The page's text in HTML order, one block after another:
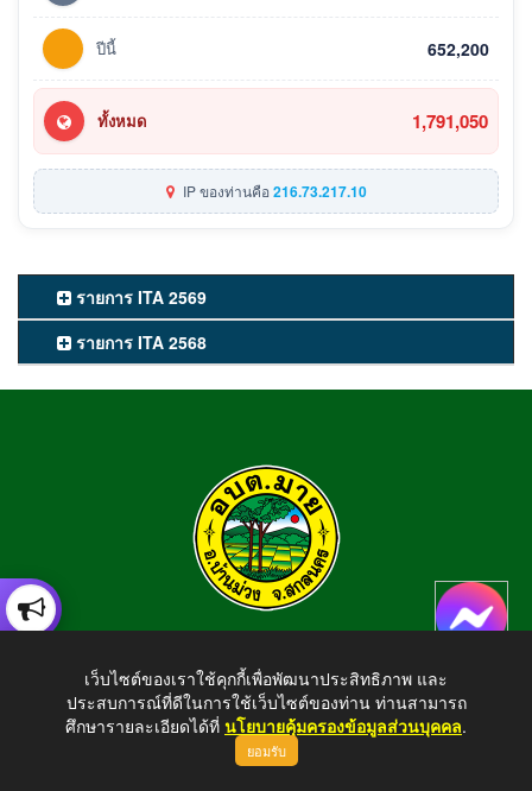
ปีนี้ 652,200
ทั้งหมด 1,791,050
IP ของท่านคือ216.73.217.10
รายการ ITA 2569
รายการ ITA 2568
อำเภอบ้านม่วง จังหวัดสกลนคร สอบถามข้อมูลโทร 042-794924
E-mail : tambonmai275@gmail.com
เว็บไซต์ของเราใช้คุกกี้เพื่อพัฒนาประสิทธิภาพ และ
ประสบการณ์ที่ดีในการใช้เว็บไซต์ของท่าน ท่านสามารถ
ศึกษารายละเอียดได้ที่ นโยบายคุ้มครองข้อมูลส่วนบุคคล.
ยอมรับ